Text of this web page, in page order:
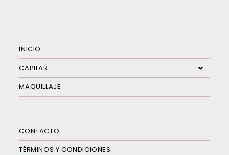
INICIO
CAPILAR
MAQUILLAJE
CONTACTO
TÉRMINOS Y CONDICIONES